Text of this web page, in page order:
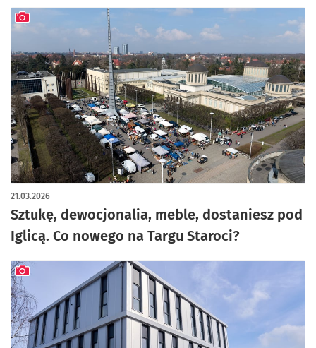
Sztukę, dewocjonalia, meble, dostaniesz pod
Iglicą. Co nowego na Targu Staroci?
21.03.2026
artykuł z galerią zdjęć